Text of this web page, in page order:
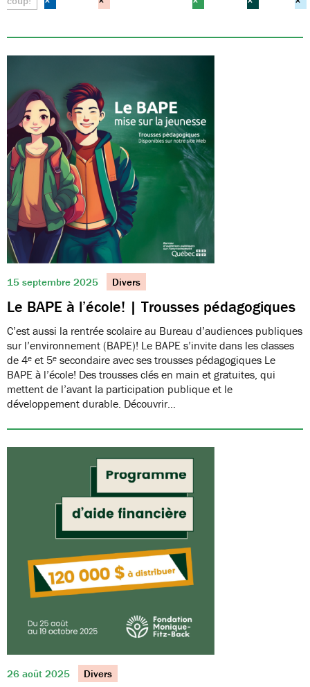
15 septembre 2025 Divers
Le BAPE à l’école! | Trousses pédagogiques
C’est aussi la rentrée scolaire au Bureau d’audiences publiques
sur l’environnement (BAPE)! Le BAPE s’invite dans les classes
de 4ᵉ et 5ᵉ secondaire avec ses trousses pédagogiques Le
BAPE à l’école! Des trousses clés en main et gratuites, qui
mettent de l’avant la participation publique et le
développement durable. Découvrir…
26 août 2025 Divers